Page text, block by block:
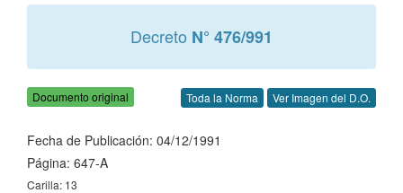
Decreto N° 476/991
Documento original Toda la Norma Ver Imagen del D.O.
Fecha de Publicación: 04/12/1991
Página: 647-A
Carilla: 13